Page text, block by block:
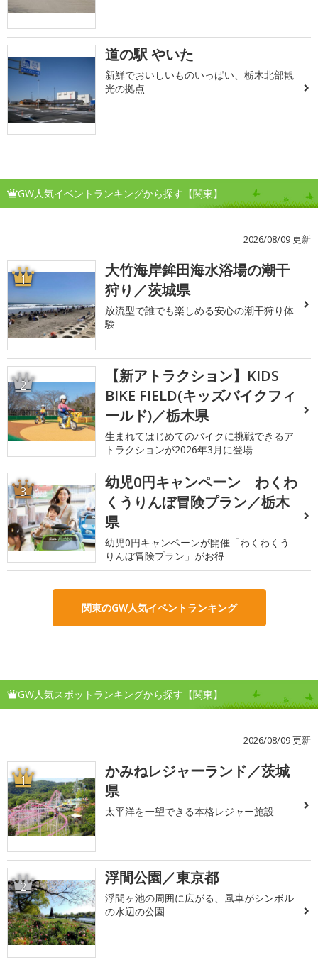
道の駅 やいた
新鮮でおいしいものいっぱい、栃木北部観
光の拠点
GW人気イベントランキングから探す【関東】
2026/08/09 更新
1
大竹海岸鉾田海水浴場の潮干
狩り／茨城県
放流型で誰でも楽しめる安心の潮干狩り体
験
2
【新アトラクション】KIDS
BIKE FIELD(キッズバイクフィ
ールド)／栃木県
生まれてはじめてのバイクに挑戦できるア
トラクションが2026年3月に登場
3
幼児0円キャンペーン わくわ
くうりんぼ冒険プラン／栃木
県
幼児0円キャンペーンが開催「わくわくう
りんぼ冒険プラン」がお得
関東のGW人気イベントランキング
GW人気スポットランキングから探す【関東】
2026/08/09 更新
1
かみねレジャーランド／茨城
県
太平洋を一望できる本格レジャー施設
2 浮間公園／東京都
浮間ヶ池の周囲に広がる、風車がシンボル
の水辺の公園